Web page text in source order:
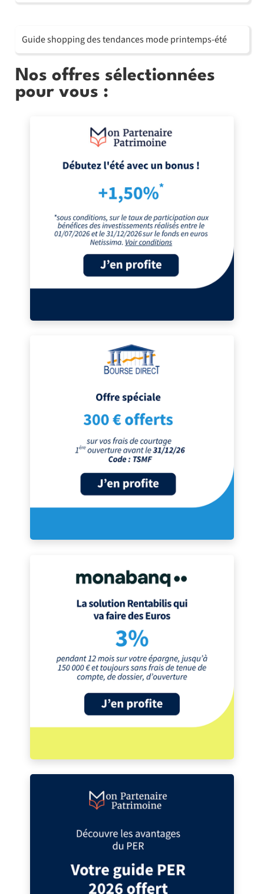
Guide shopping des tendances mode printemps-été
Nos offres sélectionnées
pour vous :